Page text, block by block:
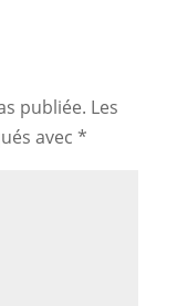
publiée. Les
avec *